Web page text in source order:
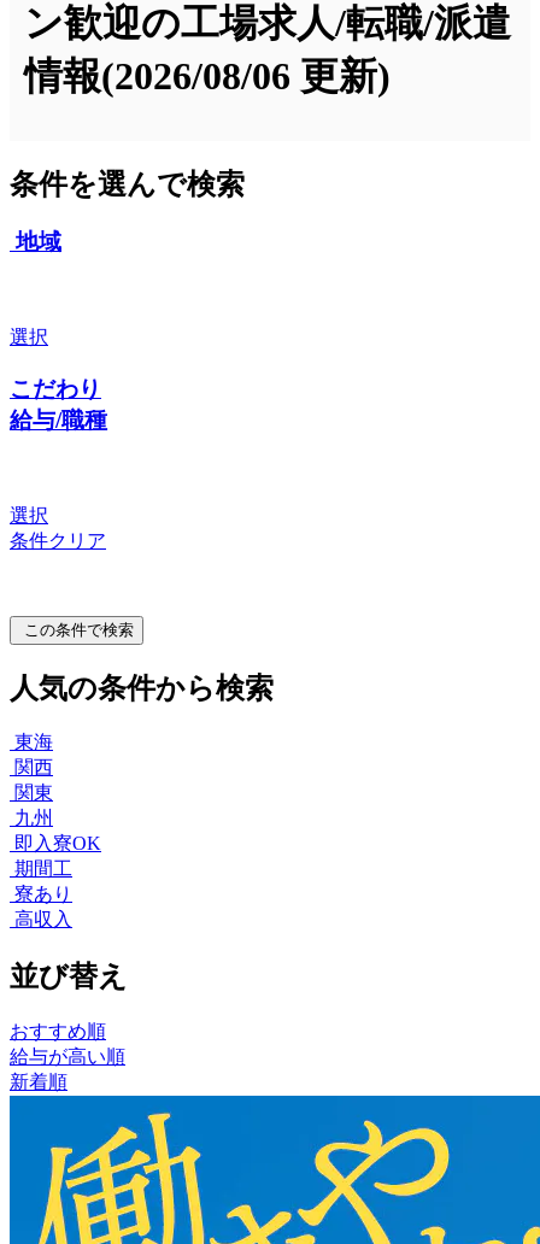
ン歓迎の工場求人/転職/派遣
情報(2026/08/06 更新)
条件を選んで検索
地域
選択
こだわり
給与/職種
選択
条件クリア
この条件で検索
人気の条件から検索
東海
関西
関東
九州
即入寮OK
期間工
寮あり
高収入
並び替え
おすすめ順
給与が高い順
新着順